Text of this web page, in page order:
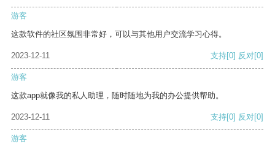
游客
这款软件的社区氛围非常好，可以与其他用户交流学习心得。
2023-12-11 支持[0] 反对[0]
游客
这款app就像我的私人助理，随时随地为我的办公提供帮助。
2023-12-11 支持[0] 反对[0]
游客